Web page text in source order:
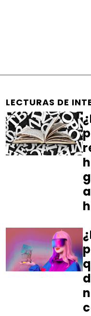
LECTURAS DE